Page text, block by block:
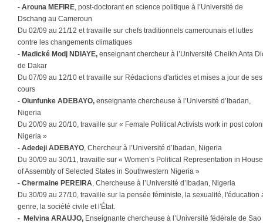
- Arouna MEFIRE, post-doctorant en science politique à l’Université de
Dschang au Cameroun
Du 02/09 au 21/12 et travaille sur chefs traditionnels camerounais et luttes
contre les changements climatiques
- Madické Modj NDIAYE, enseignant chercheur à l’Université Cheikh Anta
de Dakar
Du 07/09 au 12/10 et travaille sur Rédactions d'articles et mises a jour de ses
cours
- Olunfunke ADEBAYO, enseignante chercheuse à l’Université d’Ibadan,
Nigeria
Du 20/09 au 20/10, travaille sur « Female Political Activists work in post
Nigeria »
- Adedeji ADEBAYO, Chercheur à l’Université d’Ibadan, Nigeria
Du 30/09 au 30/11, travaille sur « Women’s Political Representation in
of Assembly of Selected States in Southwestern Nigeria »
- Chermaine PEREIRA, Chercheuse à l’Université d’Ibadan, Nigeria
Du 30/09 au 27/10, travaille sur la pensée féministe, la sexualité, l'éducation
genre, la société civile et l'État.
- Melvina ARAUJO, Enseignante chercheuse à l’Université fédérale de Sao